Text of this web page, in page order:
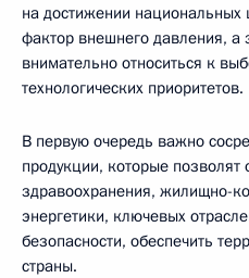
на достижении национальных
фактор внешнего давления, а
внимательно относиться к
технологических приоритетов.
В первую очередь важно
продукции, которые позволят
здравоохранения, жилищно-
энергетики, ключевых
безопасности, обеспечить
страны.